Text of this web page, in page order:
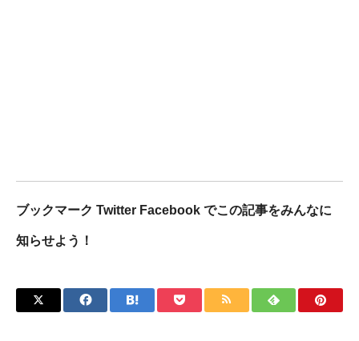
ブックマーク Twitter Facebook でこの記事をみんなに
知らせよう！